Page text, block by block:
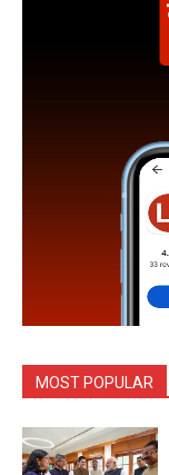
MOST POPULAR